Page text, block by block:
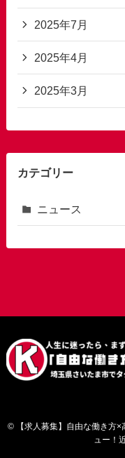
2025年7月
2025年4月
2025年3月
カテゴリー
ニュース
©【求人募集】自由な働き方×
ュー！